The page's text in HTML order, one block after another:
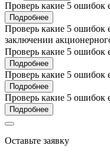
Проверь какие 5 ошибок
Подробнее
Проверь какие 5 ошибок
заключении
Проверь какие 5 ошибок
Подробнее
Проверь какие 5 ошибок
Подробнее
Проверь какие 5 ошибок
Подробнее
Оставьте заявку